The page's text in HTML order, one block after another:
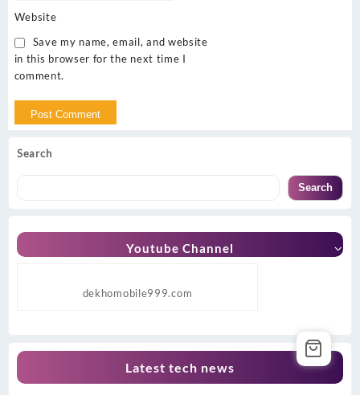
Search
Search
Youtube Channel
dekhomobile999.com
Latest tech news
Website
Save my name, email, and website
in this browser for the next time I
comment.